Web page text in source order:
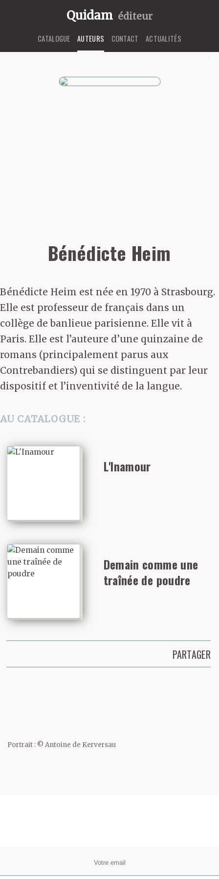
Quidam éditeur
CATALOGUE AUTEURS CONTACT ACTUALITÉS
Bénédicte Heim
Bénédicte Heim est née en 1970 à Strasbourg.
Elle est professeur de français dans un
collège de banlieue parisienne. Elle vit à
Paris. Elle est l’auteure d’une quinzaine de
romans (principalement parus aux
Contrebandiers) qui se distinguent par leur
dispositif et l’inventivité de la langue.
AU CATALOGUE :
L'Inamour
Demain comme une
traînée de poudre
PARTAGER
Portrait : © Antoine de Kerversau